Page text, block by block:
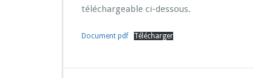
téléchargeable ci-dessous.
Document pdf Télécharger